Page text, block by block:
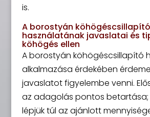
is.
A borostyán köhögéscsillapító
használatának javaslatai és
köhögés ellen
A borostyán köhögéscsillapító
alkalmazása érdekében
javaslatot figyelembe venni.
az adagolás pontos betartása;
lépjük túl az ajánlott